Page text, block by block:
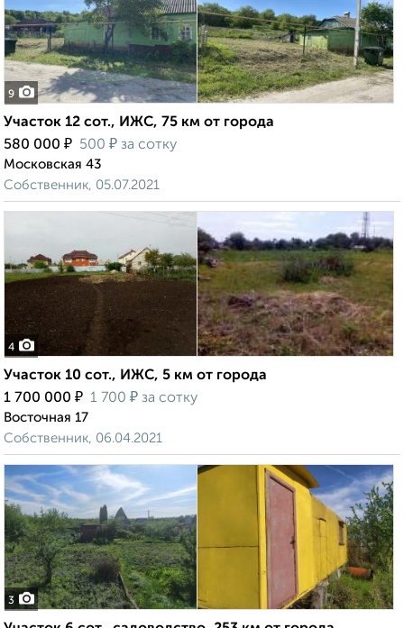
9
Участок 12 сот., ИЖС, 75 км от города
580 000 ₽ 500 ₽ за сотку
Московская 43
Собственник, 05.07.2021
4
Участок 10 сот., ИЖС, 5 км от города
1 700 000 ₽ 1 700 ₽ за сотку
Восточная 17
Собственник, 06.04.2021
3